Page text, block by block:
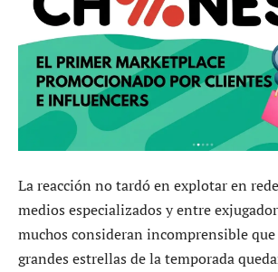
La reacción no tardó en explotar en
medios especializados y entre
muchos consideran incomprensible que
grandes estrellas de la temporada